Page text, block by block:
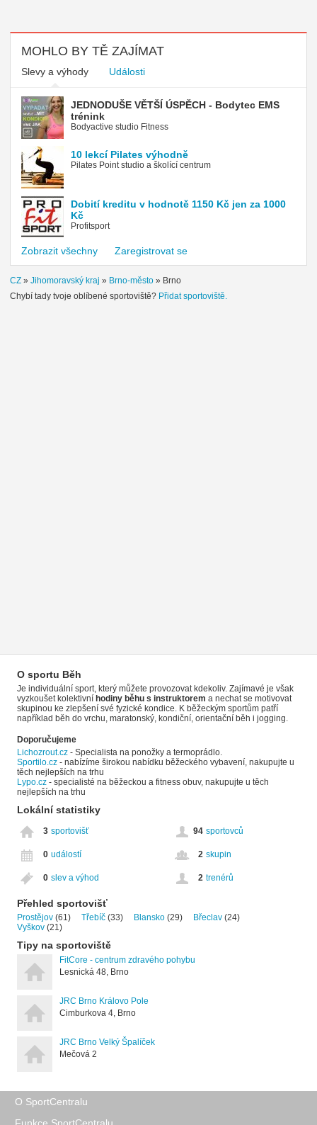
MOHLO BY TĚ ZAJÍMAT
Slevy a výhody Události
JEDNODUŠE VĚTŠÍ ÚSPĚCH - Bodytec EMS
trénink
Bodyactive studio Fitness
10 lekcí Pilates výhodně
Pilates Point studio a školící centrum
Dobití kreditu v hodnotě 1150 Kč jen za 1000
Kč
Profitsport
Zobrazit všechny Zaregistrovat se
CZ » Jihomoravský kraj » Brno-město » Brno
Chybí tady tvoje oblíbené sportoviště? Přidat sportoviště.
O sportu Běh
Je individuální sport, který můžete provozovat kdekoliv. Zajímavé je však
vyzkoušet kolektivní hodiny běhu s instruktorem a nechat se motivovat
skupinou ke zlepšení své fyzické kondice. K běžeckým sportům patří
například běh do vrchu, maratonský, kondiční, orientační běh i jogging.
Doporučujeme
Lichozrout.cz - Specialista na ponožky a termoprádlo.
Sportilo.cz - nabízíme širokou nabídku běžeckého vybavení, nakupujte u
těch nejlepších na trhu
Lypo.cz - specialisté na běžeckou a fitness obuv, nakupujte u těch
nejlepších na trhu
Lokální statistiky
3 sportovišť 94 sportovců
0 událostí 2 skupin
0 slev a výhod 2 trenérů
Přehled sportovišť
Prostějov (61) Třebíč (33) Blansko (29) Břeclav (24)
Vyškov (21)
Tipy na sportoviště
FitCore - centrum zdravého pohybu
Lesnická 48, Brno
JRC Brno Královo Pole
Cimburkova 4, Brno
JRC Brno Velký Špalíček
Mečová 2
O SportCentralu
Funkce SportCentralu